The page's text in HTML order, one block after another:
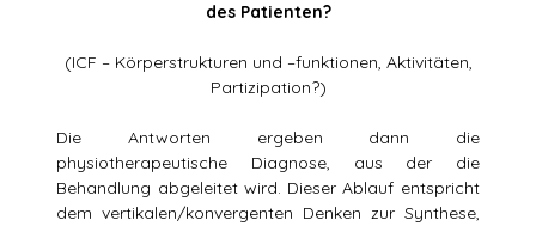
des Patienten?
(ICF – Körperstrukturen und –funktionen, Aktivitäten,
Partizipation?)
Die Antworten ergeben dann die
physiotherapeutische Diagnose, aus der die
Behandlung abgeleitet wird. Dieser Ablauf entspricht
dem vertikalen/konvergenten Denken zur Synthese,